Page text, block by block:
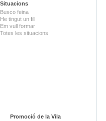
Situacions
Busco feina
He tingut un fill
Em vull formar
Totes les situacions
Promoció de la Vila